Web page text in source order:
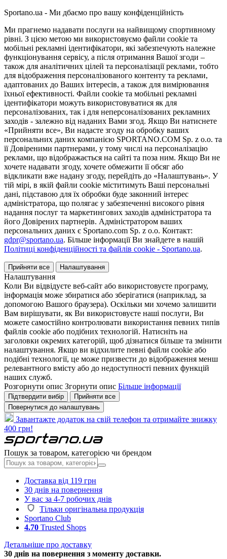
Sportano.ua - Ми дбаємо про вашу конфіденційність
Ми прагнемо надавати послуги на найвищому спортивному
рівні. З цією метою ми використовуємо файли cookie та
мобільні рекламні ідентифікатори, які забезпечують належне
функціонування сервісу, а після отримання Вашої згоди –
також для аналітичних цілей та персоналізації реклами, тобто
для відображення персоналізованого контенту та реклами,
адаптованих до Ваших інтересів, а також для вимірювання
їхньої ефективності. Файли cookie та мобільні рекламні
ідентифікатори можуть використовуватися як для
персоналізованих, так і для неперсоналізованих рекламних
заходів - залежно від наданих Вами згод. Якщо Ви натиснете
«Прийняти все», Ви надасте згоду на обробку ваших
персональних даних компанією SPORTANO.COM Sp. z o.o. та
її Довіреними партнерами, у тому числі на персоналізацію
реклами, що відображається на сайті та поза ним. Якщо Ви не
хочете надавати згоду, хочете обмежити її обсяг або
відкликати вже надану згоду, перейдіть до «Налаштувань». У
тій мірі, в якій файли cookie міститимуть Ваші персональні
дані, підставою для їх обробки буде законний інтерес
адміністратора, що полягає у забезпеченні високого рівня
надання послуг та маркетингових заходів адміністратора та
його Довірених партнерів. Адміністратором ваших
персональних даних є Sportano.com Sp. z o.o. Контакт:
gdpr@sportano.ua. Більше інформації Ви знайдете в нашій
Політиці конфіденційності та файлів cookie - Sportano.ua.
Прийняти все Налаштування
Налаштування
Коли Ви відвідуєте веб-сайт або використовуєте програму,
інформація може збиратися або зберігатися (наприклад, за
допомогою Вашого браузера). Оскільки ми хочемо залишити
Вам вирішувати, як Ви використовуєте наші послуги, Ви
можете самостійно контролювати використання певних типів
файлів cookie або подібних технологій. Натисніть на
заголовки окремих категорій, щоб дізнатися більше та змінити
налаштування. Якщо ви відхилите певні файли cookie або
подібні технології, це може призвести до відображення менш
релевантного вмісту або до недоступності певних функцій
наших служб.
Розгорнути опис Згорнути опис Більше інформації
Підтвердити вибір
Прийняти все
Повернутися до налаштувань
Завантажте додаток на свій телефон та отримайте знижку
400 грн!
Пошук за товаром, категорією чи брендом
Доставка від 119 грн
30 днів на повернення
У вас за 4-7 робочих днів
Тільки оригінальна продукція
Sportano Club
4.70 Trusted Shops
Детальніше про доставку
30 днів на повернення з моменту доставки.